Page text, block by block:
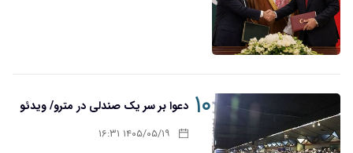
۱۰ دعوا بر سر یک صندلی در مترو/ ویدئو
۱۴۰۵/۰۵/۱۹ ۱۶:۳۱